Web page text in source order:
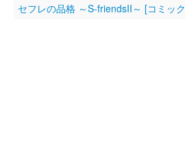
セフレの品格 ～S-friendsII～ [コミッ